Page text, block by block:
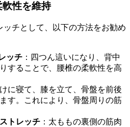
性を維持
ッチとして、以下の方法をお勧め
ッチ ：四つん這いになり、背中
することで、腰椎の柔軟性を高
けに寝て、膝を立て、骨盤を前後
す。これにより、骨盤周りの筋
トレッチ ：太ももの裏側の筋肉